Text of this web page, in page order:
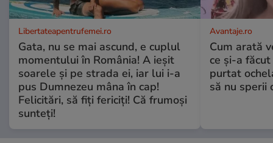
Libertateapentrufemei.ro
Gata, nu se mai ascund, e cuplul
momentului în România! A ieșit
soarele și pe strada ei, iar lui i-a
pus Dumnezeu mâna în cap!
Felicitări, să fiți fericiți! Că frumoși
sunteți!
Avantaje.ro
Cum arată
ce și-a
purtat
să nu sperii